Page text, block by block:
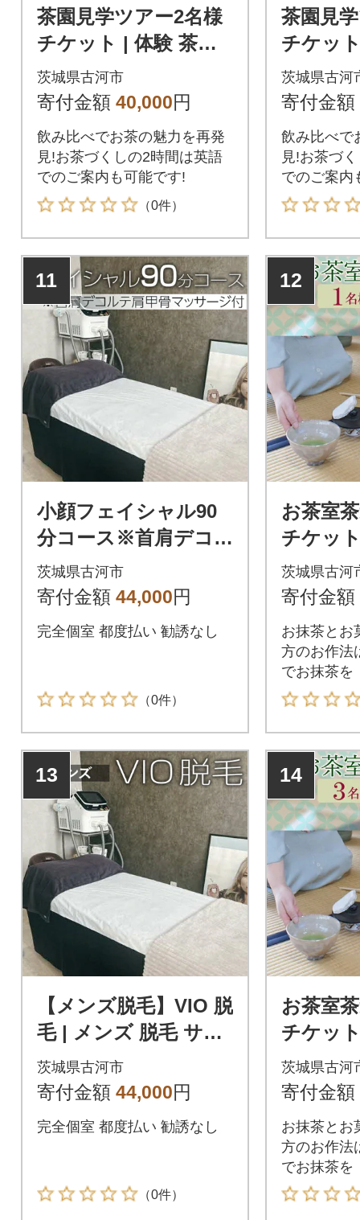
茶園見学ツアー2名様
チケット | 体験 茶園
老舗 さしま茶 猿島茶
和紅茶 いずみ _BM06
茨城県古河市
寄付金額 40,000円
飲み比べでお茶の魅力を再発
見!お茶づくしの2時間は英語
でのご案内も可能です!
（0件）
茶園見
チケッ
老舗 さ
和紅茶
茨城県古河
寄付金額
飲み比べで
見!お茶づ
でのご案内
11
小顔フェイシャル90
分コース※首肩デコ
ルテ肩甲骨マッサー
ジ付 | マッサージ エ
茨城県古河市
寄付金額 44,000円
完全個室 都度払い 勧誘なし
（0件）
12
お茶室
チケッ
お茶 茶
体験
茨城県古河
寄付金額
お抹茶とお
方のお作法
でお抹茶を
13
【メンズ脱毛】VIO 脱
毛 | メンズ 脱毛 サロ
ン エステ ギフト 贈答
贈り物 _FL05
茨城県古河市
寄付金額 44,000円
完全個室 都度払い 勧誘なし
（0件）
14
お茶室
チケッ
お茶 茶
体験
茨城県古河
寄付金額
お抹茶とお
方のお作法
でお抹茶を